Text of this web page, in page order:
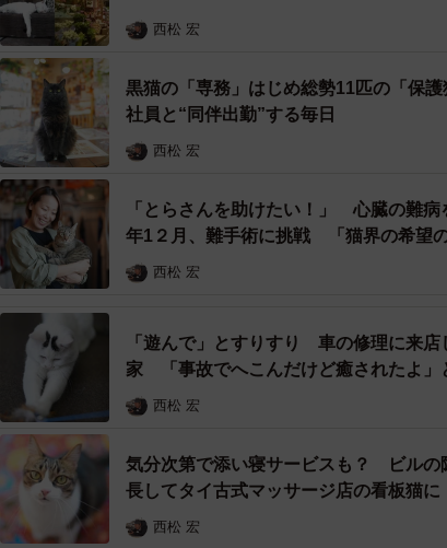
西松 宏
黒猫の「専務」はじめ総勢11匹の「保
社員と“同伴出勤”する毎日
西松 宏
「とらさんを助けたい！」 心臓の難
年1２月、難手術に挑戦 「猫界の希望
西松 宏
「遊んで」とすりすり 車の修理に来
家 「事故でへこんだけど癒されたよ」
西松 宏
気分次第で添い寝サービスも？ ビルの
長してタイ古式マッサージ店の看板猫に
西松 宏